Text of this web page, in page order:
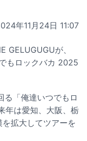
年11月24日 11:07
GELUGUGUが、
もロックバカ 2025
る「俺達いつでもロ
年は愛知、大阪、栃
拡大してツアーを